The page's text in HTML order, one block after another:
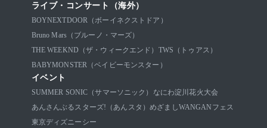
ライブ・コンサート（海外）
BOYNEXTDOOR（ボーイネクストドア）
Bruno Mars（ブルーノ・マーズ）
THE WEEKND（ザ・ウィークエンド） TWS（トゥアス）
BABYMONSTER（ベイビーモンスター）
イベント
SUMMER SONIC（サマーソニック） なにわ淀川花火大会
あんさんぶるスターズ!（あんスタ）めざましWANGANフェス
東京ディズニーシー